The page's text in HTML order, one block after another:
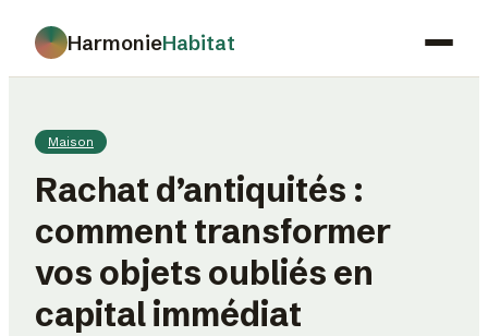
HarmonieHabitat
Déco
Jardinage
Immobilier
Gastronomie
Maison
Rachat d’antiquités :
comment transformer
vos objets oubliés en
capital immédiat